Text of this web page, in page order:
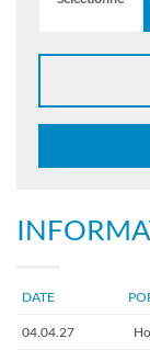
DATE
04.04.27